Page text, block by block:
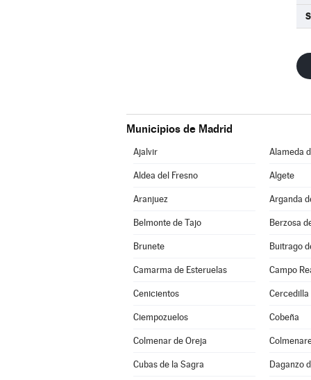
Municipios de Madrid
Ajalvir Alameda
Aldea del Fresno Algete
Aranjuez Arganda
Belmonte de Tajo Berzosa
Brunete Buitrago
Camarma de Esteruelas Campo
Cenicientos Cercedilla
Ciempozuelos Cobeña
Colmenar de Oreja
Cubas de la Sagra Daganzo